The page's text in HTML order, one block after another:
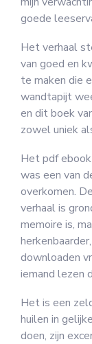
goede
Het verhaal
van goed en
te maken die
wandtapijt
en dit boek
zowel uniek
Het pdf
was een van
overkomen.
verhaal is
memoire is,
downloaden
iemand lezen
Het is een
huilen in
doen, zijn